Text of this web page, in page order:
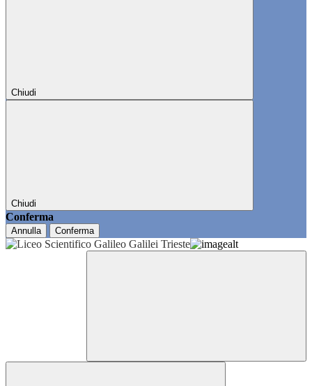
Chiudi
Chiudi
Conferma
Annulla Conferma